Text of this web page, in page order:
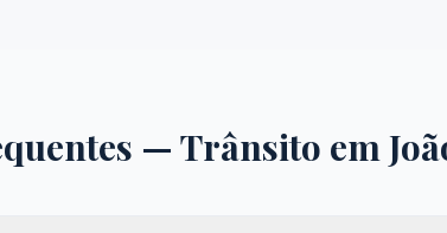
— Trânsito em